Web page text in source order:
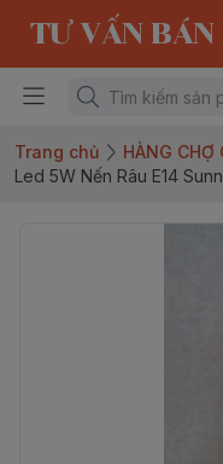
TƯ VẤN
Trang chủ HÀNG CHỢ
Led 5W Nến Râu E14